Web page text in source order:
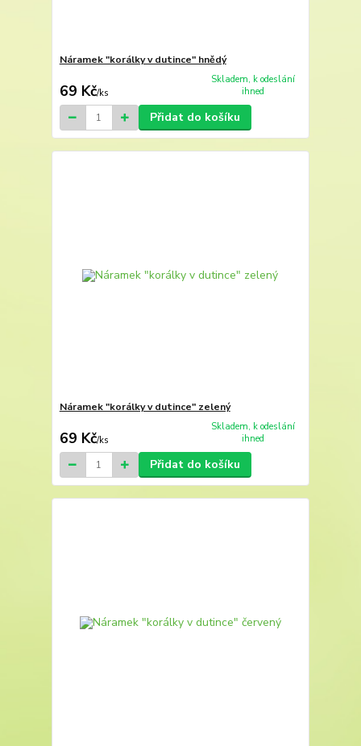
Náramek "korálky v dutince" hnědý
69 Kč/ks
Skladem, k odeslání
ihned
Přidat do košíku
Náramek "korálky v dutince" zelený
69 Kč/ks
Skladem, k odeslání
ihned
Přidat do košíku